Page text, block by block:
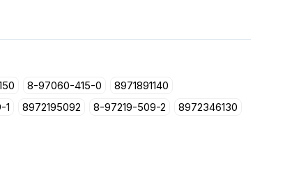
8-97060-415-0
8971891140
1 8972195092 8-97219-509-2
8972346130